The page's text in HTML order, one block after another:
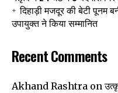
दिहाड़ी मजदूर की बेटी पूनम
उपायुक्त ने किया सम्मानित
Recent Comments
Akhand Rashtra on